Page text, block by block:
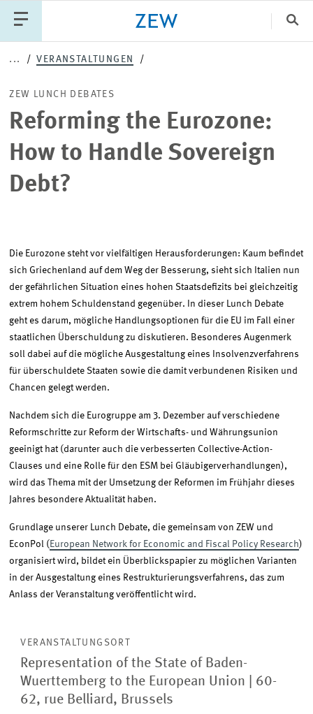
PUBLIKATIONEN PROJEKTE TEAM
VERANSTALTUNGEN AKTUELLES
... VERANSTALTUNGEN
Reforming the Eurozone:
How to Handle Sovereign
Debt?
ZEW LUNCH DEBATES
Die Eurozone steht vor vielfältigen Herausforderungen: Kaum befindet
sich Griechenland auf dem Weg der Besserung, sieht sich Italien nun
der gefährlichen Situation eines hohen Staatsdefizits bei gleichzeitig
extrem hohem Schuldenstand gegenüber. In dieser Lunch Debate
geht es darum, mögliche Handlungsoptionen für die EU im Fall einer
staatlichen Überschuldung zu diskutieren. Besonderes Augenmerk
soll dabei auf die mögliche Ausgestaltung eines Insolvenzverfahrens
für überschuldete Staaten sowie die damit verbundenen Risiken und
Chancen gelegt werden.
Nachdem sich die Eurogruppe am 3. Dezember auf verschiedene
Reformschritte zur Reform der Wirtschafts- und Währungsunion
geeinigt hat (darunter auch die verbesserten Collective-Action-
Clauses und eine Rolle für den ESM bei Gläubigerverhandlungen),
wird das Thema mit der Umsetzung der Reformen im Frühjahr dieses
Jahres besondere Aktualität haben.
Grundlage unserer Lunch Debate, die gemeinsam von ZEW und
EconPol ( European Network for Economic and Fiscal Policy Research)
organisiert wird, bildet ein Überblickspapier zu möglichen Varianten
in der Ausgestaltung eines Restrukturierungsverfahrens, das zum
Anlass der Veranstaltung veröffentlicht wird.
VERANSTALTUNGSORT
Representation of the State of Baden-
Wuerttemberg to the European Union | 60-
62, rue Belliard, Brussels